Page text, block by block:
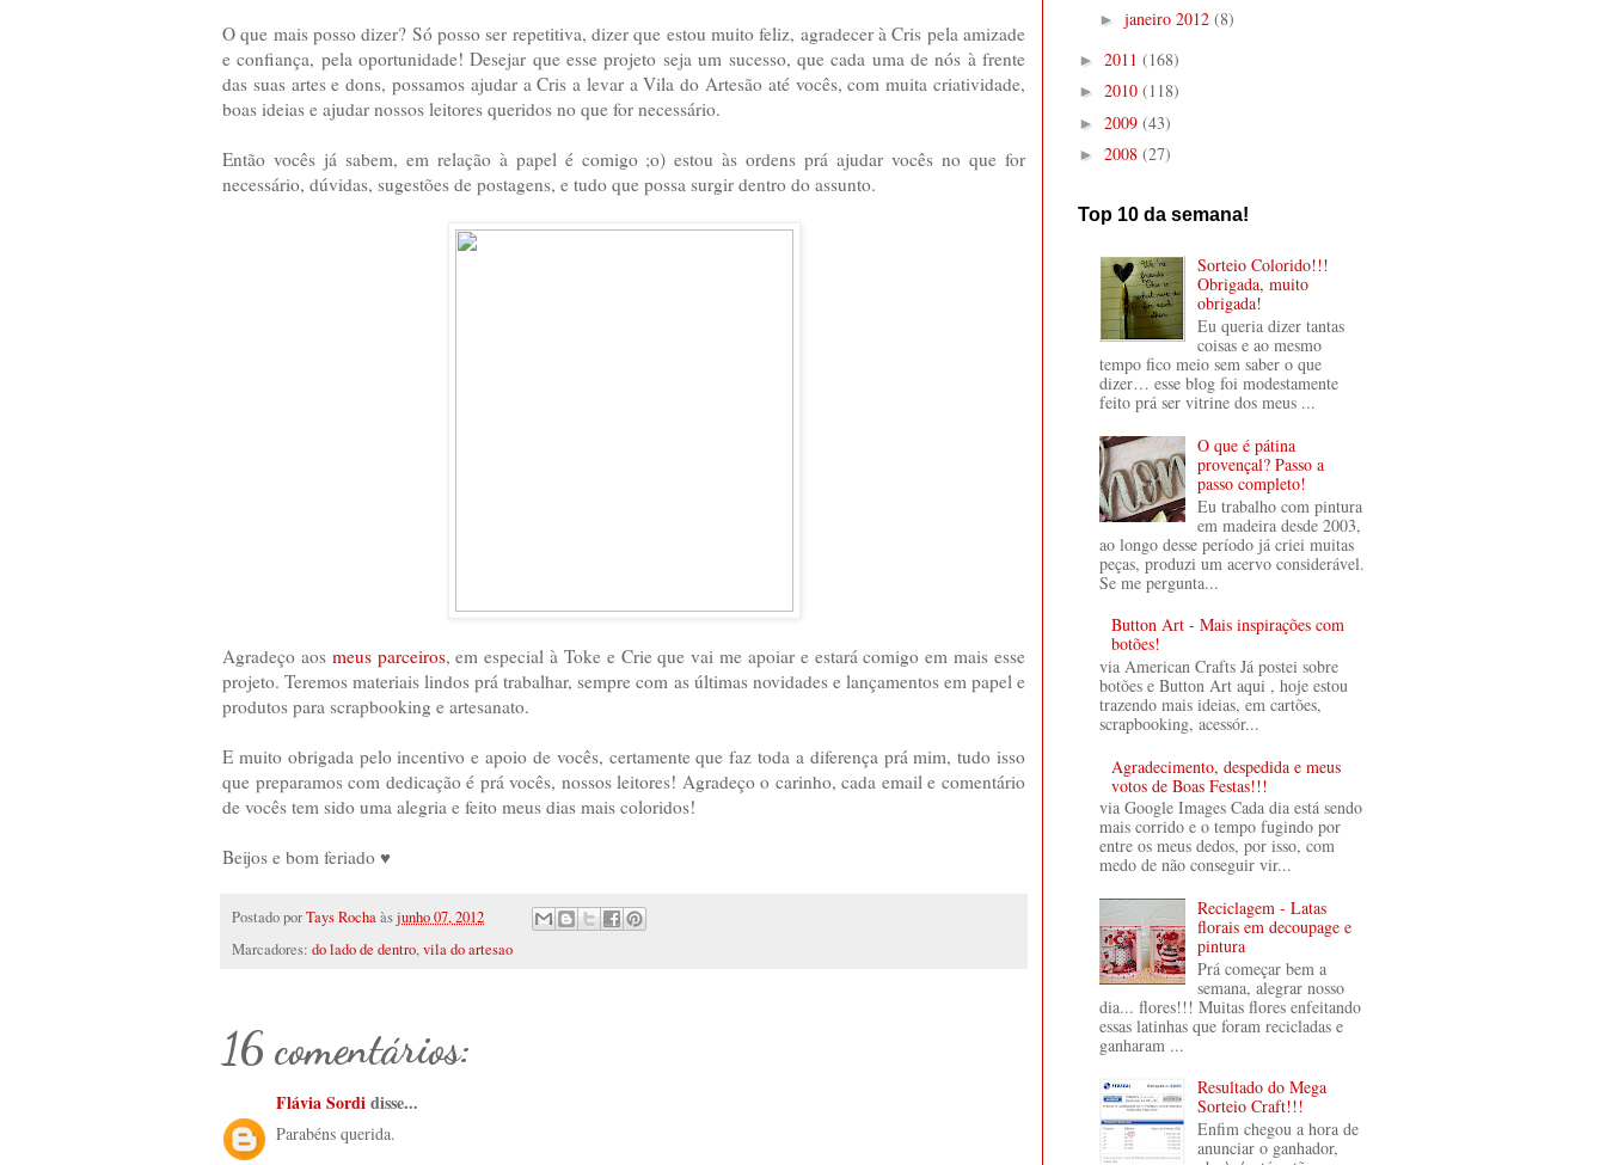
O que mais posso dizer? Só posso ser repetitiva, dizer que estou muito feliz, agradecer à Cris pela amizade
e confiança, pela oportunidade! Desejar que esse projeto seja um sucesso, que cada uma de nós à frente
das suas artes e dons, possamos ajudar a Cris a levar a Vila do Artesão até vocês, com muita criatividade,
boas ideias e ajudar nossos leitores queridos no que for necessário.
Então vocês já sabem, em relação à papel é comigo ;o) estou às ordens prá ajudar vocês no que for
necessário, dúvidas, sugestões de postagens, e tudo que possa surgir dentro do assunto.
Agradeço aos meus parceiros, em especial à Toke e Crie que vai me apoiar e estará comigo em mais esse
projeto. Teremos materiais lindos prá trabalhar, sempre com as últimas novidades e lançamentos em papel e
produtos para scrapbooking e artesanato.
E muito obrigada pelo incentivo e apoio de vocês, certamente que faz toda a diferença prá mim, tudo isso
que preparamos com dedicação é prá vocês, nossos leitores! Agradeço o carinho, cada email e comentário
de vocês tem sido uma alegria e feito meus dias mais coloridos!
Beijos e bom feriado ♥
Postado porTays Rochaàsjunho 07, 2012
Marcadores: do lado de dentro,vila do artesao
16 comentários:
Flávia Sordidisse...
Parabéns querida.
► janeiro 2012 (8)
► 2011 (168)
► 2010 (118)
► 2009 (43)
► 2008 (27)
Top 10 da semana!
Sorteio Colorido!!!
Obrigada, muito
obrigada!
Eu queria dizer tantas
coisas e ao mesmo
tempo fico meio sem saber o que
dizer… esse blog foi modestamente
feito prá ser vitrine dos meus ...
O que é pátina
provençal? Passo a
passo completo!
Eu trabalho com pintura
em madeira desde 2003,
ao longo desse período já criei muitas
peças, produzi um acervo considerável.
Se me pergunta...
Button Art - Mais inspirações com
botões!
via American Crafts Já postei sobre
botões e Button Art aqui , hoje estou
trazendo mais ideias, em cartões,
scrapbooking, acessór...
Agradecimento, despedida e meus
votos de Boas Festas!!!
via Google Images Cada dia está sendo
mais corrido e o tempo fugindo por
entre os meus dedos, por isso, com
medo de não conseguir vir...
Reciclagem - Latas
florais em decoupage e
pintura
Prá começar bem a
semana, alegrar nosso
dia... flores!!! Muitas flores enfeitando
essas latinhas que foram recicladas e
ganharam ...
Resultado do Mega
Sorteio Craft!!!
Enfim chegou a hora de
anunciar o ganhador,